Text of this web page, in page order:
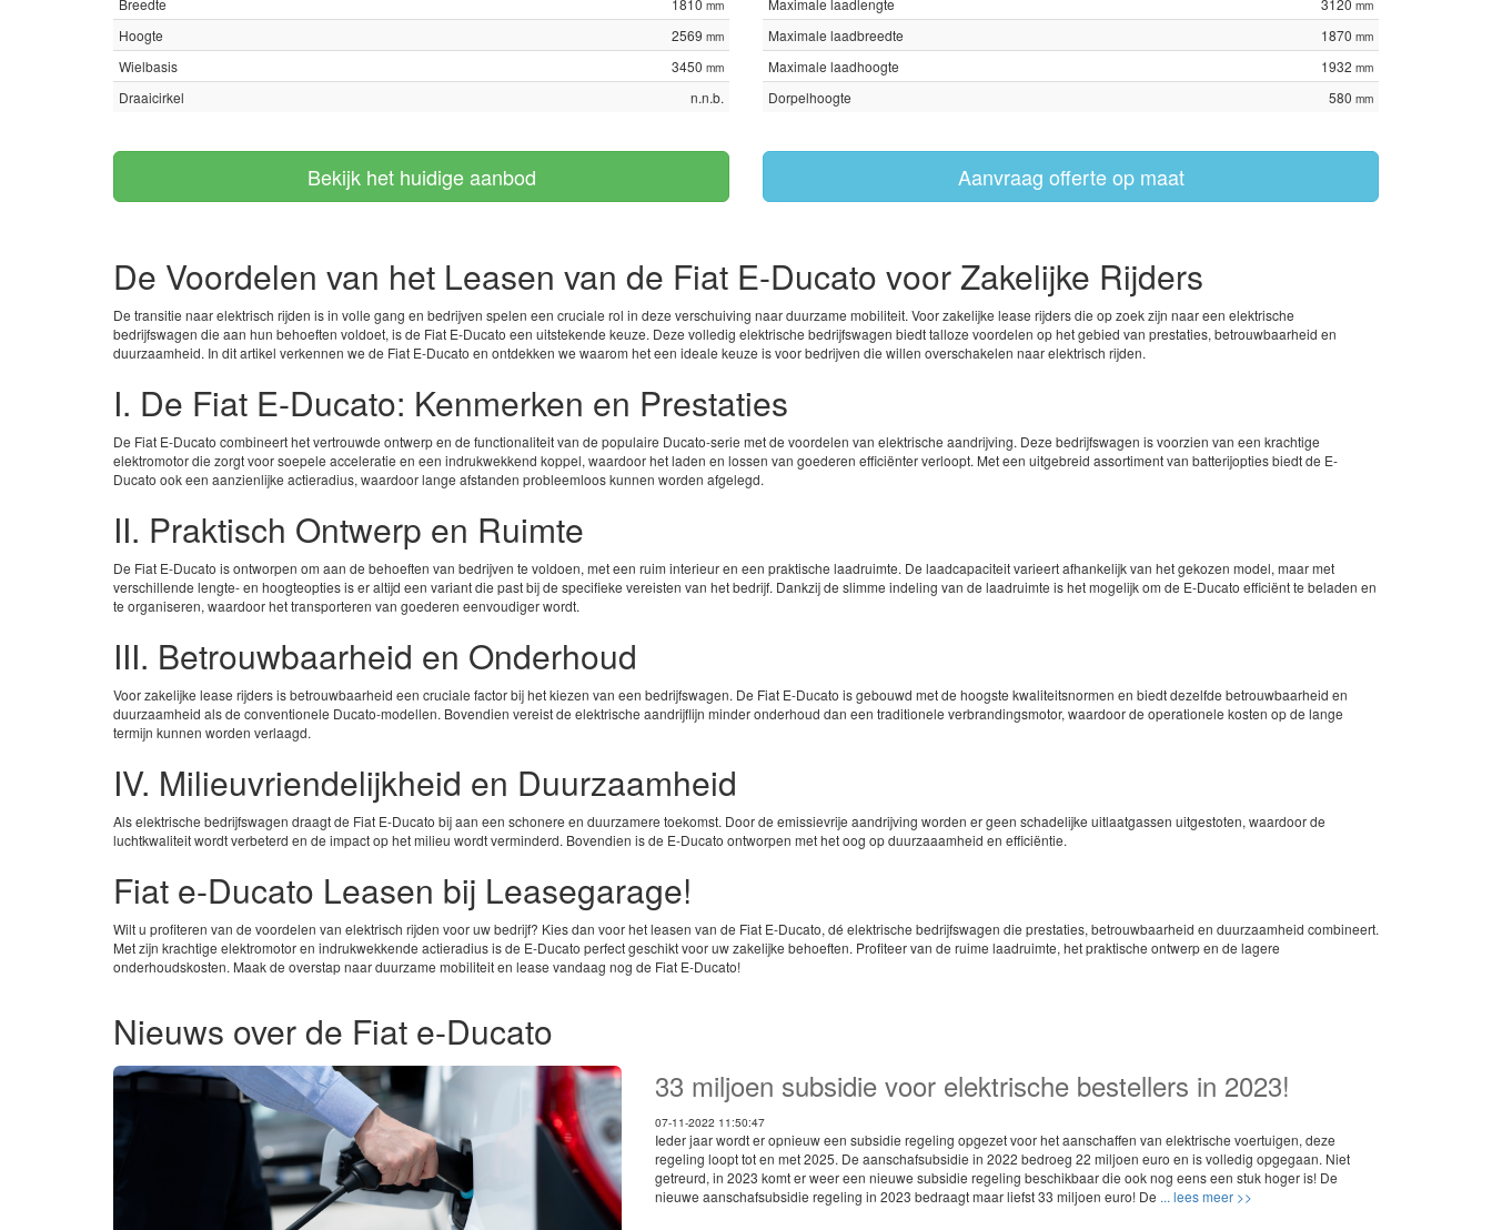
Breedte 1810 mm
Hoogte 2569 mm
Wielbasis 3450 mm
Draaicirkel n.n.b.
Maximale laadlengte
3120 mm
Maximale laadbreedte 1870 mm
Maximale laadhoogte 1932 mm
Dorpelhoogte 580 mm
Bekijk het huidige aanbod Aanvraag offerte op maat
De Voordelen van het Leasen van de Fiat E-Ducato voor Zakelijke Rijders
De transitie naar elektrisch rijden is in volle gang en bedrijven spelen een cruciale rol in deze verschuiving naar duurzame mobiliteit. Voor zakelijke lease rijders die op zoek zijn naar een elektrische
bedrijfswagen die aan hun behoeften voldoet, is de Fiat E-Ducato een uitstekende keuze. Deze volledig elektrische bedrijfswagen biedt talloze voordelen op het gebied van prestaties, betrouwbaarheid en
duurzaamheid. In dit artikel verkennen we de Fiat E-Ducato en ontdekken we waarom het een ideale keuze is voor bedrijven die willen overschakelen naar elektrisch rijden.
I. De Fiat E-Ducato: Kenmerken en Prestaties
De Fiat E-Ducato combineert het vertrouwde ontwerp en de functionaliteit van de populaire Ducato-serie met de voordelen van elektrische aandrijving. Deze bedrijfswagen is voorzien van een krachtige
elektromotor die zorgt voor soepele acceleratie en een indrukwekkend koppel, waardoor het laden en lossen van goederen efficiënter verloopt. Met een uitgebreid assortiment van batterijopties biedt de E-
Ducato ook een aanzienlijke actieradius, waardoor lange afstanden probleemloos kunnen worden afgelegd.
II. Praktisch Ontwerp en Ruimte
De Fiat E-Ducato is ontworpen om aan de behoeften van bedrijven te voldoen, met een ruim interieur en een praktische laadruimte. De laadcapaciteit varieert afhankelijk van het gekozen model, maar met
verschillende lengte- en hoogteopties is er altijd een variant die past bij de specifieke vereisten van het bedrijf. Dankzij de slimme indeling van de laadruimte is het mogelijk om de E-Ducato efficiënt te beladen en
te organiseren, waardoor het transporteren van goederen eenvoudiger wordt.
III. Betrouwbaarheid en Onderhoud
Voor zakelijke lease rijders is betrouwbaarheid een cruciale factor bij het kiezen van een bedrijfswagen. De Fiat E-Ducato is gebouwd met de hoogste kwaliteitsnormen en biedt dezelfde betrouwbaarheid en
duurzaamheid als de conventionele Ducato-modellen. Bovendien vereist de elektrische aandrijflijn minder onderhoud dan een traditionele verbrandingsmotor, waardoor de operationele kosten op de lange
termijn kunnen worden verlaagd.
IV. Milieuvriendelijkheid en Duurzaamheid
Als elektrische bedrijfswagen draagt de Fiat E-Ducato bij aan een schonere en duurzamere toekomst. Door de emissievrije aandrijving worden er geen schadelijke uitlaatgassen uitgestoten, waardoor de
luchtkwaliteit wordt verbeterd en de impact op het milieu wordt verminderd. Bovendien is de E-Ducato ontworpen met het oog op duurzaaamheid en efficiëntie.
Fiat e-Ducato Leasen bij Leasegarage!
Wilt u profiteren van de voordelen van elektrisch rijden voor uw bedrijf? Kies dan voor het leasen van de Fiat E-Ducato, dé elektrische bedrijfswagen die prestaties, betrouwbaarheid en duurzaamheid combineert.
Met zijn krachtige elektromotor en indrukwekkende actieradius is de E-Ducato perfect geschikt voor uw zakelijke behoeften. Profiteer van de ruime laadruimte, het praktische ontwerp en de lagere
onderhoudskosten. Maak de overstap naar duurzame mobiliteit en lease vandaag nog de Fiat E-Ducato!
Nieuws over de Fiat e-Ducato
33 miljoen subsidie voor elektrische bestellers in 2023!
07-11-2022 11:50:47
Ieder jaar wordt er opnieuw een subsidie regeling opgezet voor het aanschaffen van elektrische voertuigen, deze
regeling loopt tot en met 2025. De aanschafsubsidie in 2022 bedroeg 22 miljoen euro en is volledig opgegaan. Niet
getreurd, in 2023 komt er weer een nieuwe subsidie regeling beschikbaar die ook nog eens een stuk hoger is! De
nieuwe aanschafsubsidie regeling in 2023 bedraagt maar liefst 33 miljoen euro! De ... lees meer >>